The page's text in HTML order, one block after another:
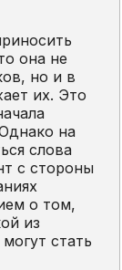
она не
но и в
их. Это
на
слова
с стороны
о том,
из
стать